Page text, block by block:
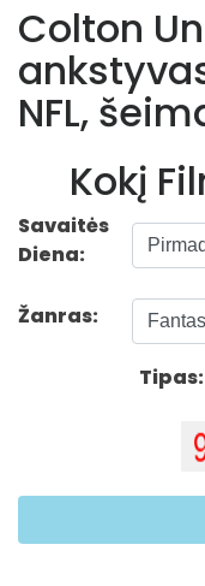
Colton
NFL,
Kokį
Savaitės
Diena:
Žanras:
Tipas: